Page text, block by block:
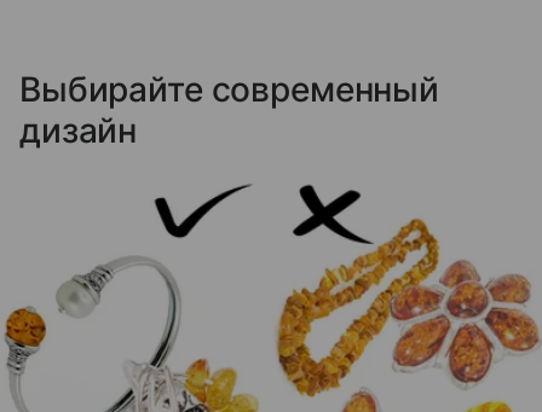
Выбирайте современный
дизайн